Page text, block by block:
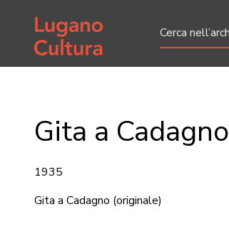
Home page
Gita a Cadagno
1935
Gita a Cadagno (originale)